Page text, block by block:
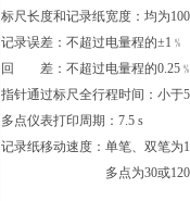
标尺长度和记录纸宽度：均为
记录误差：不超过电量程的±1﹪
回 差：不超过电量程的
指针通过标尺全行程时间：小于
多点仪表打印周期：7.5 s
记录纸移动速度：单笔、双笔为
多点为30或120㎜/